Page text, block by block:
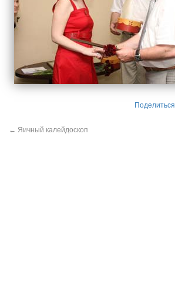
Поделиться
← Яичный калейдоскоп